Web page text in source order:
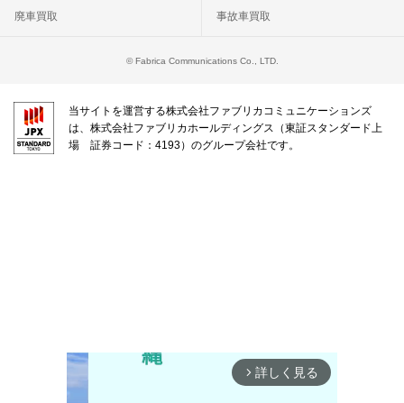
廃車買取 事故車買取
© Fabrica Communications Co., LTD.
当サイトを運営する株式会社ファブリカコミュニケーションズ
は、株式会社ファブリカホールディングス（東証スタンダード上
場 証券コード：4193）のグループ会社です。
arrow_forward_ios 詳しく見る